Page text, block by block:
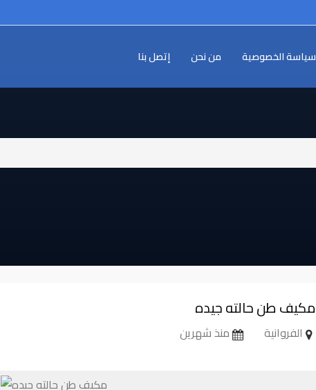
سياسة الخصوصية من نحن إتصل بنا
مكيف طن حالته جيده
الفروانية منذ شهرين